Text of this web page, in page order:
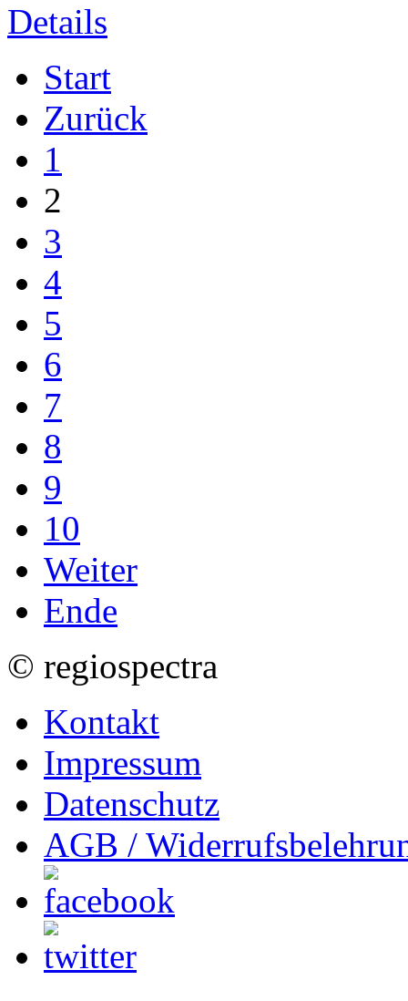
Details
Start
Zurück
1
2
3
4
5
6
7
8
9
10
Weiter
Ende
© regiospectra
Kontakt
Impressum
Datenschutz
AGB /